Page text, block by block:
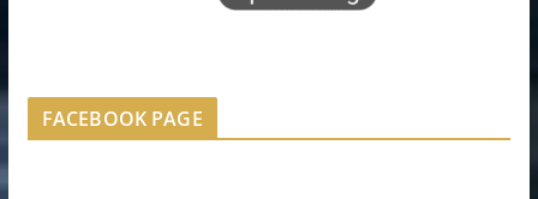
FACEBOOK PAGE